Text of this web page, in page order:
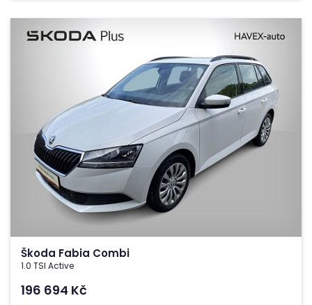
Škoda Fabia Combi
1.0 TSI Active
196 694 Kč